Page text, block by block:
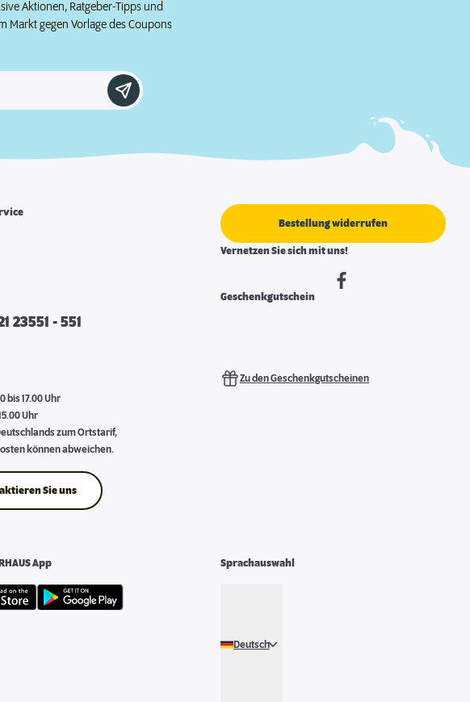
Aktionen, Ratgeber-Tipps und
Markt gegen Vorlage des Coupons
23551 - 551
bis 17.00 Uhr
Uhr
zum Ortstarif,
können abweichen.
Sie uns
Bestellung widerrufen
Vernetzen Sie sich mit uns!
Geschenkgutschein
Zu den Geschenkgutscheinen
App Sprachauswahl
Deutsch